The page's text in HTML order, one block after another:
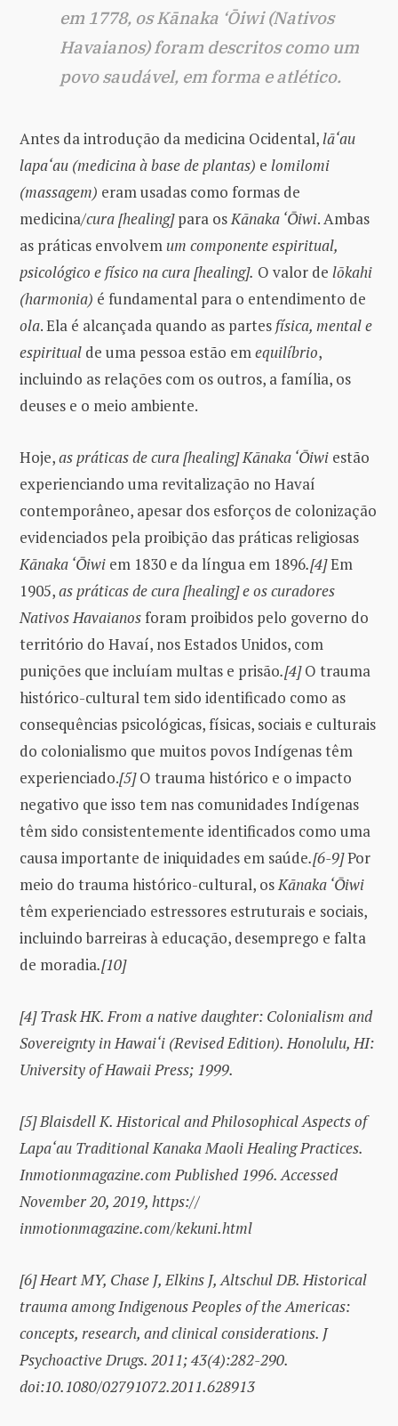
em 1778, os Kānaka ‘Ōiwi (Nativos
Havaianos) foram descritos como um
povo saudável, em forma e atlético.
Antes da introdução da medicina Ocidental,lā‘au
lapa‘au (medicina à base de plantas) e lomilomi
(massagem) eram usadas como formas de
medicina/cura [healing]para osKānaka ‘Ōiwi. Ambas
as práticas envolvem um componente espiritual,
psicológico e físico na cura [healing]. O valor de lōkahi
(harmonia) é fundamental para o entendimento de
ola. Ela é alcançada quando as partes física, mental e
espiritual de uma pessoa estão emequilíbrio,
incluindo as relações com os outros, a família, os
deuses e o meio ambiente.
Hoje,as práticas de cura [healing] Kānaka ‘Ōiwi estão
experienciando uma revitalização no Havaí
contemporâneo, apesar dos esforços de colonização
evidenciados pela proibição das práticas religiosas
Kānaka ‘Ōiwi em 1830 e da língua em 1896.[4]Em
1905,as práticas de cura [healing] e os curadores
Nativos Havaianosforam proibidos pelo governo do
território do Havaí, nos Estados Unidos, com
punições que incluíam multas e prisão.[4]O trauma
histórico-cultural tem sido identificado como as
consequências psicológicas, físicas, sociais e culturais
do colonialismo que muitos povos Indígenas têm
experienciado.[5]O trauma histórico e o impacto
negativo que isso tem nas comunidades Indígenas
têm sido consistentemente identificados como uma
causa importante de iniquidades em saúde.[6-9]Por
meio do trauma histórico-cultural, osKānaka ‘Ōiwi
têm experienciado estressores estruturais e sociais,
incluindo barreiras à educação, desemprego e falta
de moradia.[10]
[4] Trask HK. From a native daughter: Colonialism and
Sovereignty in Hawai‘i (Revised Edition). Honolulu, HI:
University of Hawaii Press; 1999.
[5]Blaisdell K. Historical and Philosophical Aspects of
Lapa‘au Traditional Kanaka Maoli Healing Practices.
Inmotionmagazine.com Published 1996. Accessed
November 20, 2019, https://
inmotionmagazine.com/kekuni.html
[6]Heart MY, Chase J, Elkins J, Altschul DB. Historical
trauma among Indigenous Peoples of the Americas:
concepts, research, and clinical considerations. J
Psychoactive Drugs. 2011; 43(4):282-290.
doi:10.1080/02791072.2011.628913